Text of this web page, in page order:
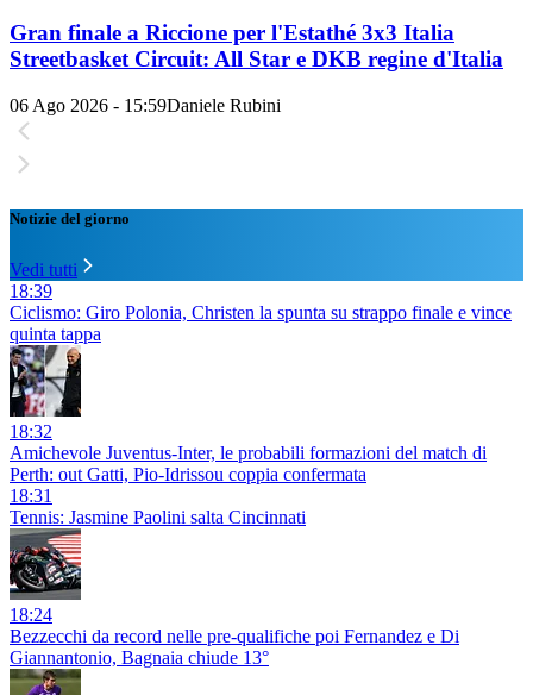
Gran finale a Riccione per l'Estathé 3x3 Italia
Streetbasket Circuit: All Star e DKB regine d'Italia
06 Ago 2026 - 15:59Daniele Rubini
Notizie del giorno
Vedi tutti
18:39
Ciclismo: Giro Polonia, Christen la spunta su strappo finale e vince
quinta tappa
18:32
Amichevole Juventus-Inter, le probabili formazioni del match di
Perth: out Gatti, Pio-Idrissou coppia confermata
18:31
Tennis: Jasmine Paolini salta Cincinnati
18:24
Bezzecchi da record nelle pre-qualifiche poi Fernandez e Di
Giannantonio, Bagnaia chiude 13°